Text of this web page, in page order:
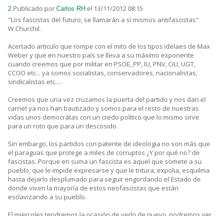
2.Publicado por Carlos RH el 13/11/2012 08:15
"Los fascistas del futuro, se llamarán a sí mismos antifascistas"
W.Churchil.
Acertado articulo que rompe con el mito de los tipos idelaes de Max
Weber y que en nuestro país se lleva a su máximo exponente
cuando creemos que por militar en PSOE, PP, IU, PNV, CiU, UGT,
CCOO etc... ya somos socialistas, conservadores, nacionalistas,
sindicalistas etc....
Creemos que una vez cruzamos la puerta del partido y nos dan el
carnet ya nos han bautizado y somos para el resto de nuestras
vidas unos democrátas con un credo político que lo mismo sirve
para un roto que para un descosido.
Sin embargo, los partidos con patente de ideologia no son más que
el paraguas que protege a miles de corruptos ¿Y por qué no? de
fascistas. Porque en suma un fascista es aquel que somete a su
pueblo, que le impide expresarse y que le tritura, expolia, esquilma
hasta dejarlo desplumado para seguir engordando el Estado de
donde viven la mayoría de estos neofascistas que están
esclavizando a su pueblo.